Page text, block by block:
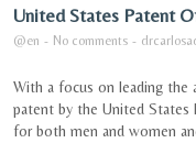
United States Patent
@en - No comments -
With a focus on leading the
patent by the United States
for both men and women